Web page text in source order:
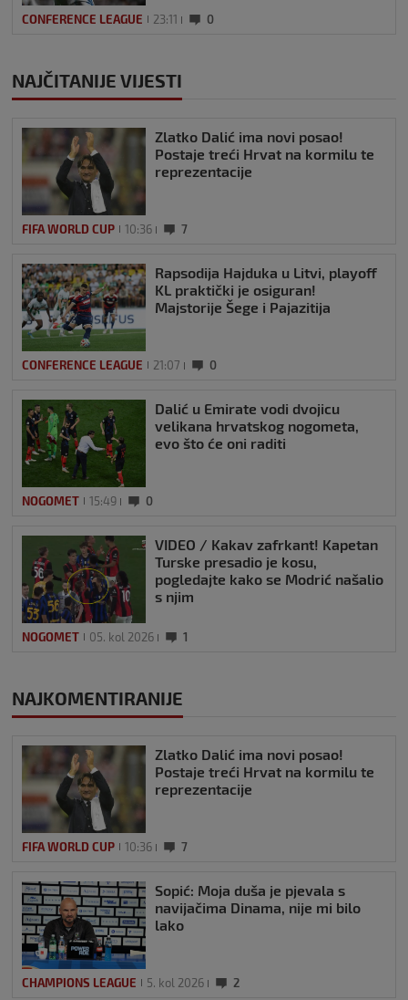
CONFERENCE LEAGUE 23:11 0
NAJČITANIJE VIJESTI
Zlatko Dalić ima novi posao!
Postaje treći Hrvat na kormilu te
reprezentacije
FIFA WORLD CUP 10:36 7
Rapsodija Hajduka u Litvi, playoff
KL praktički je osiguran!
Majstorije Šege i Pajazitija
CONFERENCE LEAGUE 21:07 0
Dalić u Emirate vodi dvojicu
velikana hrvatskog nogometa,
evo što će oni raditi
NOGOMET 15:49 0
VIDEO / Kakav zafrkant! Kapetan
Turske presadio je kosu,
pogledajte kako se Modrić našalio
s njim
NOGOMET 05. kol 2026 1
NAJKOMENTIRANIJE
Zlatko Dalić ima novi posao!
Postaje treći Hrvat na kormilu te
reprezentacije
FIFA WORLD CUP 10:36 7
Sopić: Moja duša je pjevala s
navijačima Dinama, nije mi bilo
lako
CHAMPIONS LEAGUE 5. kol 2026 2